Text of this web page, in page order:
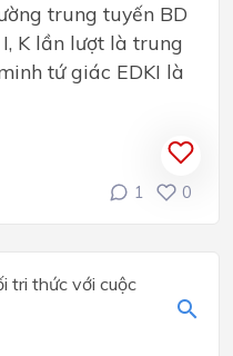
trung tuyến BD
K lần lượt là trung
tứ giác EDKI là
1 0
tri thức với cuộc